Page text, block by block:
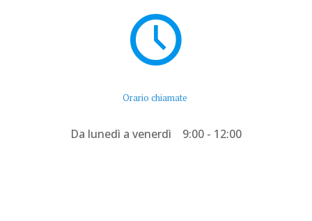
Orario chiamate
Da lunedì a venerdì 9:00 - 12:00